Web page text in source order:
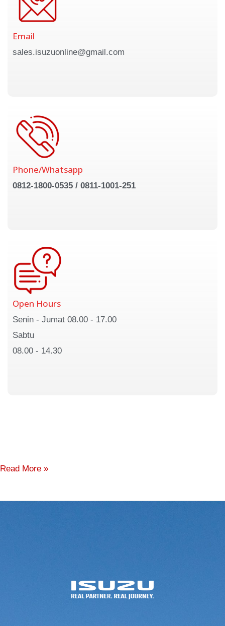
Email
sales.isuzuonline@gmail.com
Phone/Whatsapp
0812-1800-0535 / 0811-1001-251
Open Hours
Senin - Jumat 08.00 - 17.00
Sabtu
08.00 - 14.30
Read More »